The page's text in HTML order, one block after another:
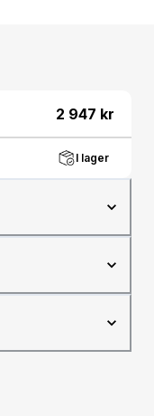
2 947 kr
I lager